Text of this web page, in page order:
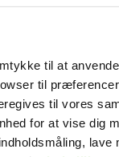
til at
til
til vores
for at vise dig
lave